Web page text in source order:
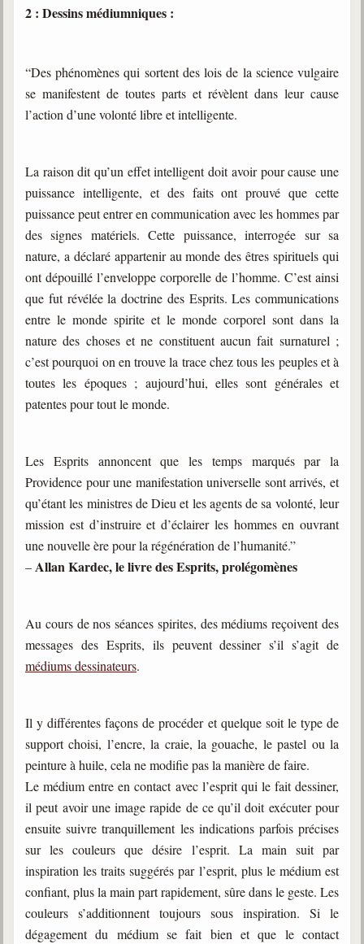
2 : Dessins médiumniques :
“Des phénomènes qui sortent des lois de la science vulgaire
se manifestent de toutes parts et révèlent dans leur cause
l’action d’une volonté libre et intelligente.
La raison dit qu’un effet intelligent doit avoir pour cause une
puissance intelligente, et des faits ont prouvé que cette
puissance peut entrer en communication avec les hommes par
des signes matériels. Cette puissance, interrogée sur sa
nature, a déclaré appartenir au monde des êtres spirituels qui
ont dépouillé l’enveloppe corporelle de l’homme. C’est ainsi
que fut révélée la doctrine des Esprits. Les communications
entre le monde spirite et le monde corporel sont dans la
nature des choses et ne constituent aucun fait surnaturel ;
c’est pourquoi on en trouve la trace chez tous les peuples et à
toutes les époques ; aujourd’hui, elles sont générales et
patentes pour tout le monde.
Les Esprits annoncent que les temps marqués par la
Providence pour une manifestation universelle sont arrivés, et
qu’étant les ministres de Dieu et les agents de sa volonté, leur
mission est d’instruire et d’éclairer les hommes en ouvrant
une nouvelle ère pour la régénération de l’humanité.”
–Allan Kardec, le livre des Esprits, prolégomènes
Au cours de nos séances spirites, des médiums reçoivent des
messages des Esprits, ils peuvent dessiner s’il s’agit de
médiums dessinateurs.
Il y différentes façons de procéder et quelque soit le type de
support choisi, l’encre, la craie, la gouache, le pastel ou la
peinture à huile, cela ne modifie pas la manière de faire.
Le médium entre en contact avec l’esprit qui le fait dessiner,
il peut avoir une image rapide de ce qu’il doit exécuter pour
ensuite suivre tranquillement les indications parfois précises
sur les couleurs que désire l’esprit. La main suit par
inspiration les traits suggérés par l’esprit, plus le médium est
confiant, plus la main part rapidement, sûre dans le geste. Les
couleurs s’additionnent toujours sous inspiration. Si le
dégagement du médium se fait bien et que le contact